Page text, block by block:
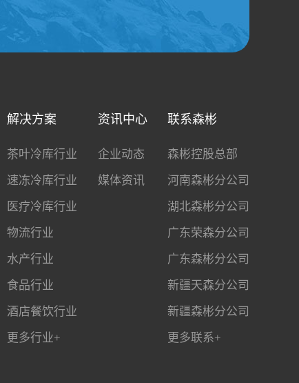
解决方案
茶叶冷库行业
速冻冷库行业
医疗冷库行业
物流行业
水产行业
食品行业
酒店餐饮行业
更多行业+
资讯中心
企业动态
媒体资讯
联系森彬
森彬控股总部
河南森彬分公司
湖北森彬分公司
广东荣森分公司
广东森彬分公司
新疆天森分公司
新疆森彬分公司
更多联系+